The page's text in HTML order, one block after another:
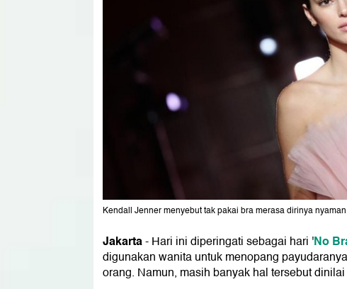
Kendall Jenner menyebut tak pakai bra merasa dirinya
Jakarta-Hari ini diperingati sebagai hari 'No
digunakan wanita untuk menopang
orang. Namun, masih banyak hal tersebut